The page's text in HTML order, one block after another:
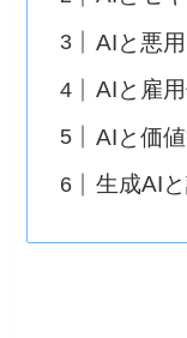
AIと悪
AIと雇
AIと価
生成AI